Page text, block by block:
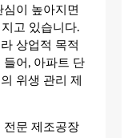
이 높아지면
고 있습니다.
상업적 목적
어, 아파트 단
위생 관리 제
전문 제조공장